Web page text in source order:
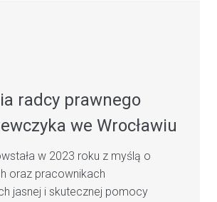
radcy prawnego
we Wrocławiu
w 2023 roku z myślą o
oraz pracownikach
jasnej i skutecznej pomocy